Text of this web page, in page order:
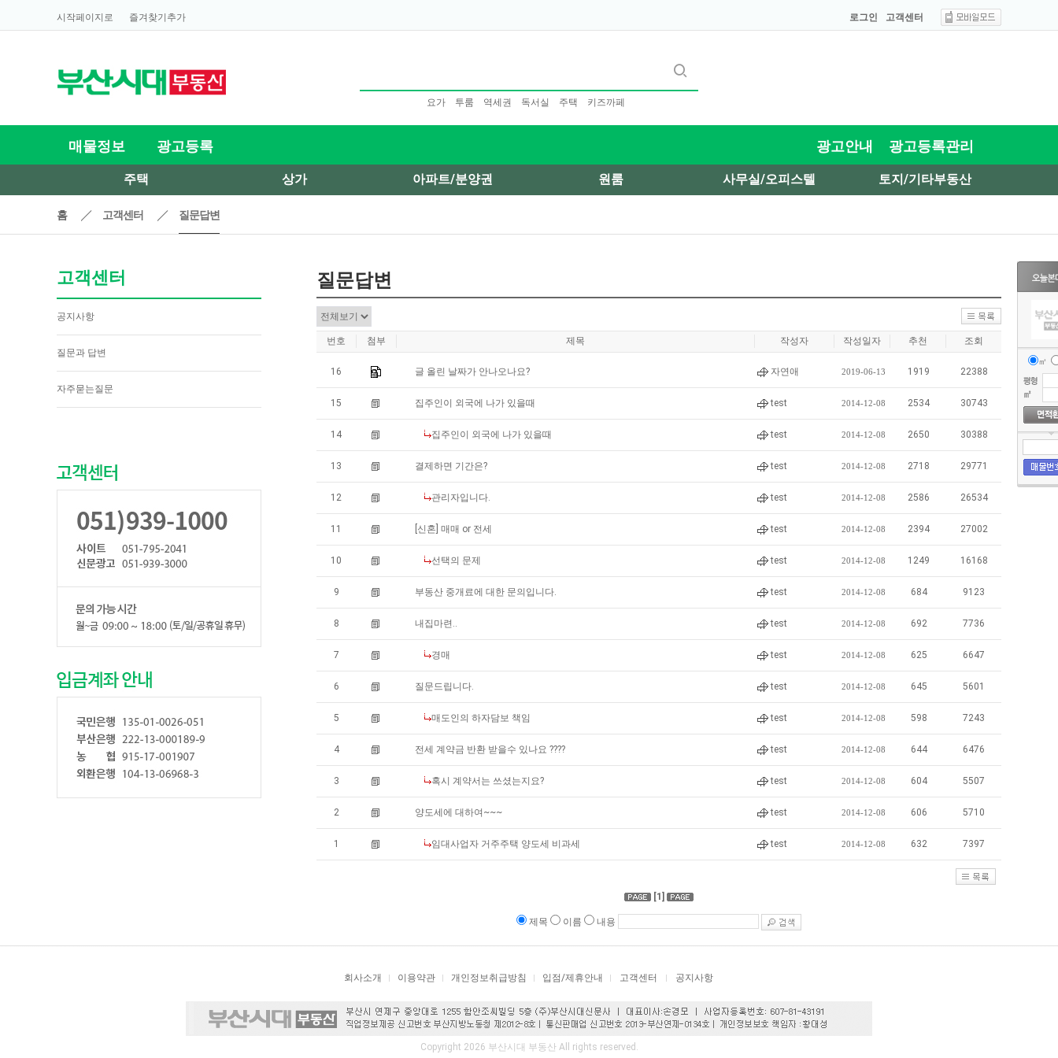
시작페이지로 즐겨찾기추가 로그인 고객센터
㎡
요가 투룸 역세권 독서실 주택 키즈까페
매물정보 광고등록 광고안내 광고등록관리
주택 상가 아파트/분양권 원룸 사무실/오피스텔 토지/기타부동산
홈 고객센터 질문답변
고객센터
공지사항
질문과 답변
자주묻는질문
질문답변
번호 첨부 제목 작성자 작성일자 추천 조회
16 글 올린 날짜가 안나오나요? 자연애 2019-06-13 1919 22388
15 집주인이 외국에 나가 있을때 test 2014-12-08 2534 30743
14 집주인이 외국에 나가 있을때 test 2014-12-08 2650 30388
13 결제하면 기간은? test 2014-12-08 2718 29771
12 관리자입니다. test 2014-12-08 2586 26534
11 [신혼] 매매 or 전세 test 2014-12-08 2394 27002
10 선택의 문제 test 2014-12-08 1249 16168
9 부동산 중개료에 대한 문의입니다. test 2014-12-08 684 9123
8 내집마련.. test 2014-12-08 692 7736
7 경매 test 2014-12-08 625 6647
6 질문드립니다. test 2014-12-08 645 5601
5 매도인의 하자담보 책임 test 2014-12-08 598 7243
4 전세 계약금 반환 받을수 있나요 ???? test 2014-12-08 644 6476
3 혹시 계약서는 쓰셨는지요? test 2014-12-08 604 5507
2 양도세에 대하여~~~ test 2014-12-08 606 5710
1 임대사업자 거주주택 양도세 비과세 test 2014-12-08 632 7397
[1]
제목 이름 내용
회사소개 이용약관 개인정보취급방침 입점/제휴안내 고객센터 공지사항
Copyright 2026 부산시대 부동산 All rights reserved.